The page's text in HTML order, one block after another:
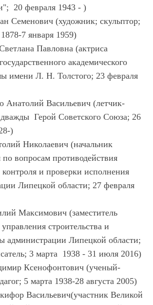
20 февраля 1943 - )
Семенович (художник; скульптор;
7 января 1959)
Павловна (актриса
академического
имени Л. Н. Толстого; 23 февраля
Анатолий Васильевич (летчик-
Герой Советского Союза; 26
)
Николаевич (начальник
по вопросам противодействия
и проверки исполнения
Липецкой области; 27 февраля
Максимович (заместитель
строительства и
администрации Липецкой области;
3 марта 1938 - 31 июля 2016)
Ксенофонтович (ученый-
5 марта 1938-28 августа 2005)
Васильевич(участник Великой